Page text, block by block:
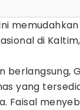
di
berlangsung,
yang
Faisal